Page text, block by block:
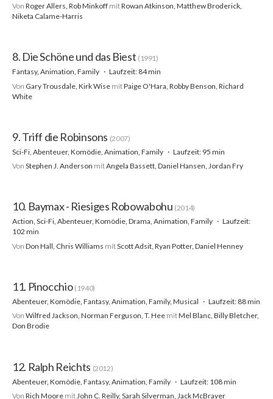
Von Roger Allers, Rob Minkoff mitRowan Atkinson, Matthew Broderick,
Niketa Calame-Harris
8. Die Schöne und das Biest (1991)
Fantasy, Animation, Family
Laufzeit: 84 min
Von Gary Trousdale, Kirk Wise mitPaige O'Hara, Robby Benson, Richard
White
9. Triff die Robinsons (2007)
Sci-Fi, Abenteuer, Komödie, Animation, Family
Laufzeit: 95 min
Von Stephen J. Anderson mitAngela Bassett, Daniel Hansen, Jordan Fry
10. Baymax - Riesiges Robowabohu (2014)
Action, Sci-Fi, Abenteuer, Komödie, Drama, Animation, Family
Laufzeit:
102 min
Von Don Hall, Chris Williams mitScott Adsit, Ryan Potter, Daniel Henney
11. Pinocchio (1940)
Abenteuer, Komödie, Fantasy, Animation, Family, Musical
Laufzeit: 88 min
Von Wilfred Jackson, Norman Ferguson, T. Hee mitMel Blanc, Billy Bletcher,
Don Brodie
12. Ralph Reichts (2012)
Abenteuer, Komödie, Fantasy, Animation, Family
Laufzeit: 108 min
Von Rich Moore mit John C. Reilly, Sarah Silverman, Jack McBrayer